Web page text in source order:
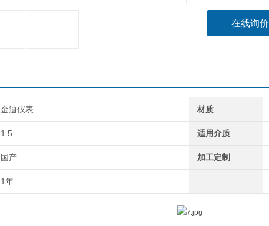
在线询价
金迪仪表 材质
1.5 适用介质
国产 加工定制
1年